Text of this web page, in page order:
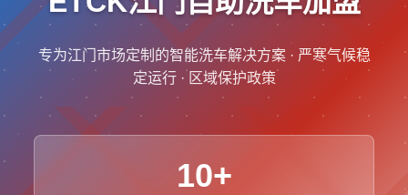
专为江门市场定制的智能洗车解决方案 · 严寒气候稳
定运行 · 区域保护政策
10+